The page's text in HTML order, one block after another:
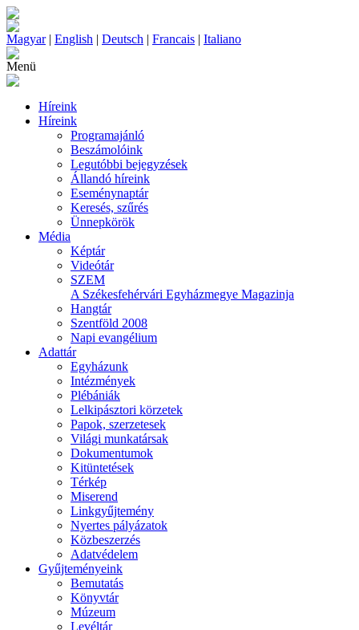
Magyar| English | Deutsch | Francais | Italiano
Menü
Híreink
Híreink
Programajánló
Beszámolóink
Legutóbbi bejegyzések
Állandó híreink
Eseménynaptár
Keresés, szűrés
Ünnepkörök
Média
Képtár
Videótár
SZEM
A Székesfehérvári Egyházmegye Magazinja
Hangtár
Szentföld 2008
Napi evangélium
Adattár
Egyházunk
Intézmények
Plébániák
Lelkipásztori körzetek
Papok, szerzetesek
Világi munkatársak
Dokumentumok
Kitüntetések
Térkép
Miserend
Linkgyűjtemény
Nyertes pályázatok
Közbeszerzés
Adatvédelem
Gyűjteményeink
Bemutatás
Könyvtár
Múzeum
Levéltár